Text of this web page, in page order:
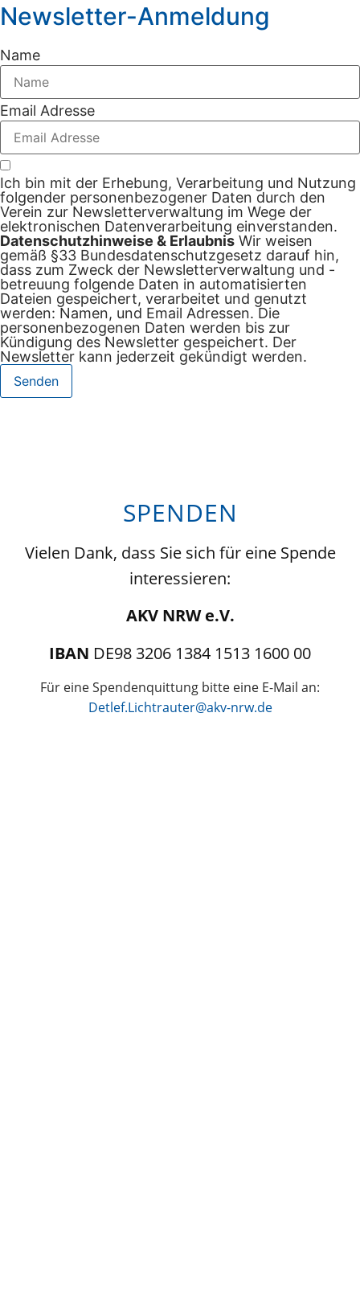
Newsletter-Anmeldung
Name
Email Adresse
Ich bin mit der Erhebung, Verarbeitung und Nutzung
folgender personenbezogener Daten durch den
Verein zur Newsletterverwaltung im Wege der
elektronischen Datenverarbeitung einverstanden.
Datenschutzhinweise & Erlaubnis Wir weisen
gemäß §33 Bundesdatenschutzgesetz darauf hin,
dass zum Zweck der Newsletterverwaltung und -
betreuung folgende Daten in automatisierten
Dateien gespeichert, verarbeitet und genutzt
werden: Namen, und Email Adressen. Die
personenbezogenen Daten werden bis zur
Kündigung des Newsletter gespeichert. Der
Newsletter kann jederzeit gekündigt werden.
Senden
SPENDEN
Vielen Dank, dass Sie sich für eine Spende
interessieren:
AKV NRW e.V.
IBAN DE98 3206 1384 1513 1600 00
Für eine Spendenquittung bitte eine E-Mail an:
Detlef.Lichtrauter@akv-nrw.de